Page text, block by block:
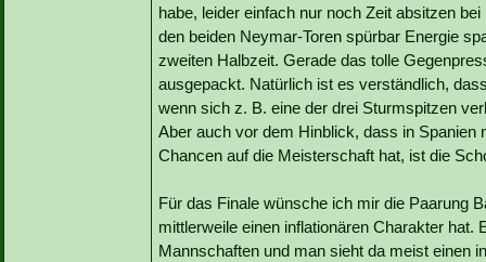
habe, leider einfach nur noch Zeit absitzen
den beiden Neymar-Toren spürbar Energie
zweiten Halbzeit. Gerade das tolle
ausgepackt. Natürlich ist es verständlich,
wenn sich z. B. eine der drei Sturmspitzen
Aber auch vor dem Hinblick, dass in Spanien
Chancen auf die Meisterschaft hat, ist die
Für das Finale wünsche ich mir die Paarung
mittlerweile einen inflationären Charakter
Mannschaften und man sieht da meist einen